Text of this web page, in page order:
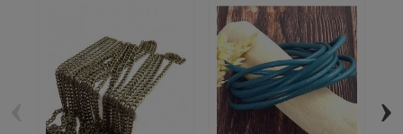
›